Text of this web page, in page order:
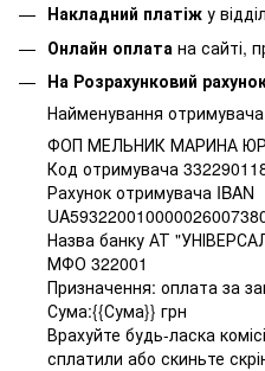
Накладний платіж у
Онлайн оплата на сайті,
На Розрахунковий
Найменування
ФОП МЕЛЬНИК МАРИНА
Код отримувача
Рахунок отримувача IBAN
Назва банку АТ
МФО 322001
Призначення: оплата за
Сума:{{Сума}} грн
Врахуйте будь-ласка
сплатили або скиньте